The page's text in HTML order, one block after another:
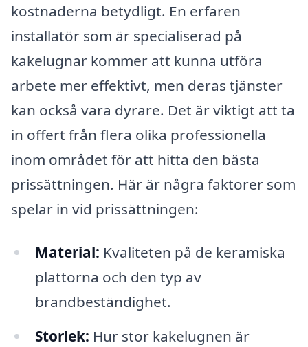
kostnaderna betydligt. En erfaren
installatör som är specialiserad på
kakelugnar kommer att kunna utföra
arbete mer effektivt, men deras tjänster
kan också vara dyrare. Det är viktigt att ta
in offert från flera olika professionella
inom området för att hitta den bästa
prissättningen. Här är några faktorer som
spelar in vid prissättningen:
Material: Kvaliteten på de keramiska
plattorna och den typ av
brandbeständighet.
Storlek: Hur stor kakelugnen är